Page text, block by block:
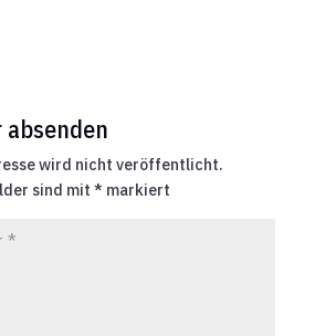
wird nicht veröffentlicht.
sind mit * markiert